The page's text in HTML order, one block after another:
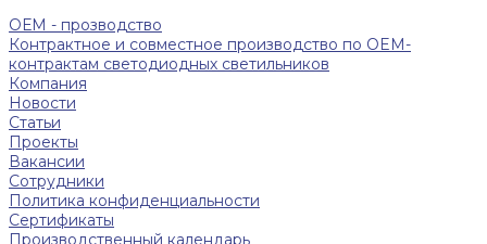
ОЕМ - прозводство
Контрактное и совместное производство по OEM-
контрактам светодиодных светильников
Компания
Новости
Статьи
Проекты
Вакансии
Сотрудники
Политика конфиденциальности
Сертификаты
Производственный календарь